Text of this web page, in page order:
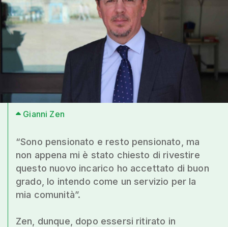
Gianni Zen
“Sono pensionato e resto pensionato, ma
non appena mi è stato chiesto di rivestire
questo nuovo incarico ho accettato di buon
grado, lo intendo come un servizio per la
mia comunità”.
Zen, dunque, dopo essersi ritirato in